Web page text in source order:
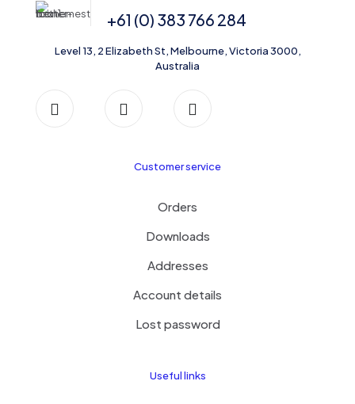
+61 (0) 383 766 284
Level 13, 2 Elizabeth St, Melbourne, Victoria 3000,
Australia
Customer service
Orders
Downloads
Addresses
Account details
Lost password
Useful links